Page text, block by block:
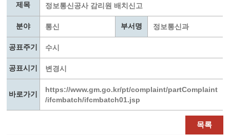
제목 정보통신공사 감리원 배치신고
분야 통신 부서명 정보통신과
공표주기 수시
공표시기 변경시
바로가기
https://www.gm.go.kr/pt/complaint/partComplaint
/ifcmbatch/ifcmbatch01.jsp
목록